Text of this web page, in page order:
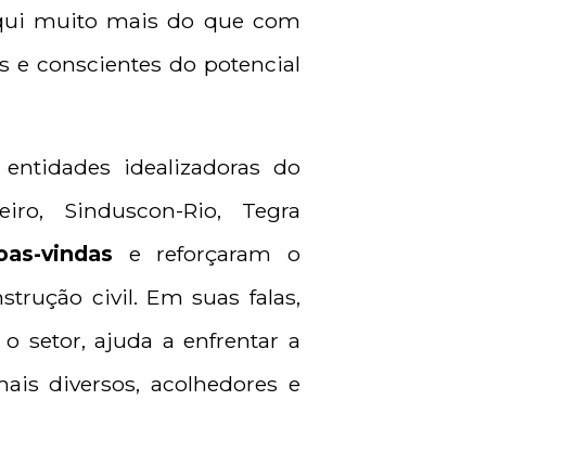
muito mais do que com
e conscientes do potencial
idealizadoras do
Sinduscon-Rio, Tegra
vindas e reforçaram o
civil. Em suas falas,
setor, ajuda a enfrentar a
diversos, acolhedores e